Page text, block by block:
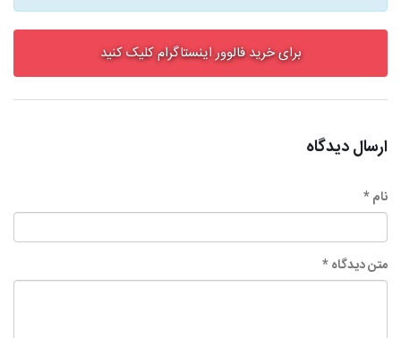
برای خرید فالوور اینستاگرام کلیک کنید
ارسال دیدگاه
نام *
متن دیدگاه *